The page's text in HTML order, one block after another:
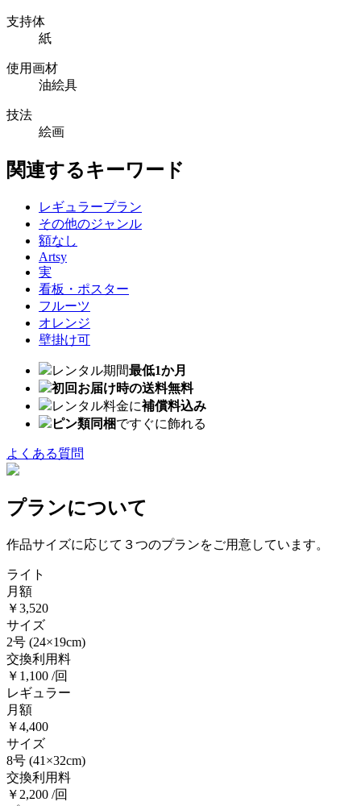
支持体
紙
使用画材
油絵具
技法
絵画
関連するキーワード
レギュラープラン
その他のジャンル
額なし
Artsy
実
看板・ポスター
フルーツ
オレンジ
壁掛け可
レンタル期間最低1か月
初回お届け時の送料無料
レンタル料金に補償料込み
ピン類同梱ですぐに飾れる
よくある質問
プランについて
作品サイズに応じて３つのプランをご用意しています。
ライト
月額
￥3,520
サイズ
2号 (24×19cm)
交換利用料
￥1,100 /回
レギュラー
月額
￥4,400
サイズ
8号 (41×32cm)
交換利用料
￥2,200 /回